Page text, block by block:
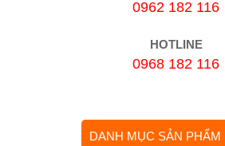
0962 182 116
HOTLINE
0968 182 116
DANH MỤC SẢN PHẨM